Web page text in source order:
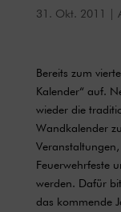
31. Okt. 2011
Bereits zum
Kalender“ auf.
wieder die
Wandkalender
Feuerwehrfeste
werden. Dafür
das kommende